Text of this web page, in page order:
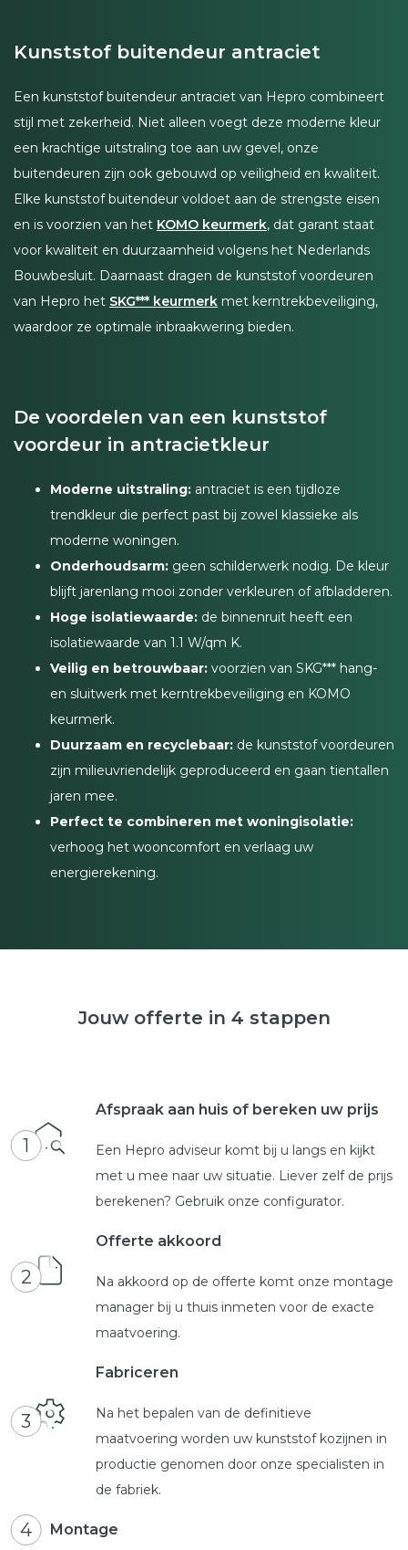
Kunststof buitendeur antraciet
Een kunststof buitendeur antraciet van Hepro combineert
stijl met zekerheid. Niet alleen voegt deze moderne kleur
een krachtige uitstraling toe aan uw gevel, onze
buitendeuren zijn ook gebouwd op veiligheid en kwaliteit.
Elke kunststof buitendeur voldoet aan de strengste eisen
en is voorzien van het KOMO keurmerk, dat garant staat
voor kwaliteit en duurzaamheid volgens het Nederlands
Bouwbesluit. Daarnaast dragen de kunststof voordeuren
van Hepro het SKG*** keurmerk met kerntrekbeveiliging,
waardoor ze optimale inbraakwering bieden.
De voordelen van een kunststof
voordeur in antracietkleur
Moderne uitstraling: antraciet is een tijdloze
trendkleur die perfect past bij zowel klassieke als
moderne woningen.
Onderhoudsarm: geen schilderwerk nodig. De kleur
blijft jarenlang mooi zonder verkleuren of afbladderen.
Hoge isolatiewaarde: de binnenruit heeft een
isolatiewaarde van 1.1 W/qm K.
Veilig en betrouwbaar: voorzien van SKG*** hang-
en sluitwerk met kerntrekbeveiliging en KOMO
keurmerk.
Duurzaam en recyclebaar: de kunststof voordeuren
zijn milieuvriendelijk geproduceerd en gaan tientallen
jaren mee.
Perfect te combineren met woningisolatie:
verhoog het wooncomfort en verlaag uw
energierekening.
Jouw offerte in 4 stappen
1
Afspraak aan huis of bereken uw prijs
Een Hepro adviseur komt bij u langs en kijkt
met u mee naar uw situatie. Liever zelf de prijs
berekenen? Gebruik onze configurator.
2
Offerte akkoord
Na akkoord op de offerte komt onze montage
manager bij u thuis inmeten voor de exacte
maatvoering.
3
Fabriceren
Na het bepalen van de definitieve
maatvoering worden uw kunststof kozijnen in
productie genomen door onze specialisten in
de fabriek.
4 Montage